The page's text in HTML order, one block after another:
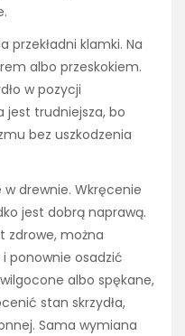
przekładni klamki. Na
albo przeskokiem.
w pozycji
jest trudniejsza, bo
bez uszkodzenia
drewnie. Wkręcenie
jest dobrą naprawą.
zdrowe, można
ponownie osadzić
albo spękane,
stan skrzydła,
Sama wymiana